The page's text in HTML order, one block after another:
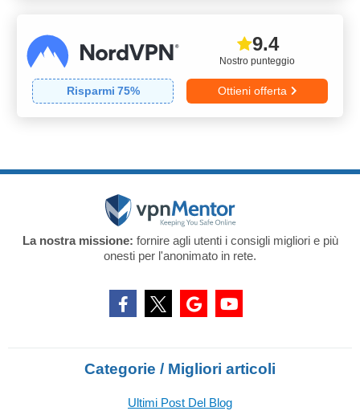
Nostro punteggio
9.4
Risparmi 75% Ottieni offerta
La nostra missione: fornire agli utenti i consigli migliori e più
onesti per l'anonimato in rete.
Categorie / Migliori articoli
Ultimi Post Del Blog